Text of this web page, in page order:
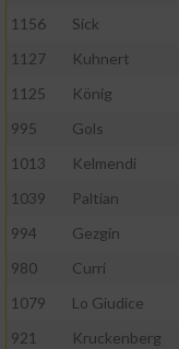
1156
Sick
1127
Kuhnert
1125
König
995
Gols
1013
Kelmendi
1039
Paltian
994
Gezgin
980
Curri
1079
Lo Giudice
921
Kruckenberg